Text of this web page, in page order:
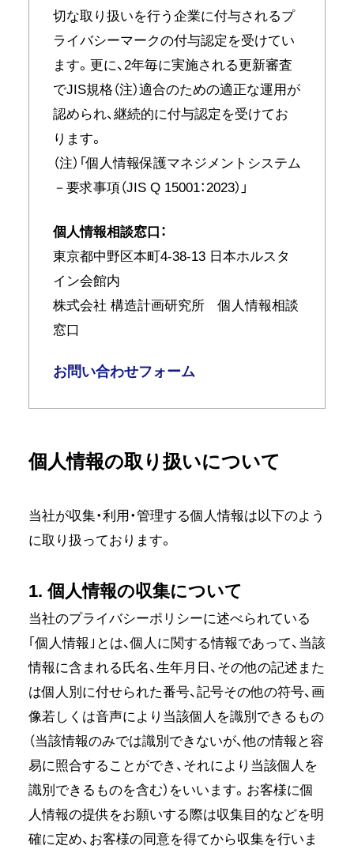
切な取り扱いを行う企業に付与されるプ
ライバシーマークの付与認定を受けてい
ます。更に、2年毎に実施される更新審査
でJIS規格（注）適合のための適正な運用が
認められ、継続的に付与認定を受けてお
ります。
（注）「個人情報保護マネジメントシステム
－要求事項（JIS Q 15001：2023）」
個人情報相談窓口：
東京都中野区本町4-38-13 日本ホルスタ
イン会館内
株式会社 構造計画研究所 個人情報相談
窓口
お問い合わせフォーム
個人情報の取り扱いについて
当社が収集・利用・管理する個人情報は以下のよう
に取り扱っております。
1. 個人情報の収集について
当社のプライバシーポリシーに述べられている
｢個人情報｣とは、個人に関する情報であって、当該
情報に含まれる氏名、生年月日、その他の記述また
は個人別に付せられた番号、記号その他の符号、画
像若しくは音声により当該個人を識別できるもの
（当該情報のみでは識別できないが、他の情報と容
易に照合することができ、それにより当該個人を
識別できるものを含む）をいいます。お客様に個
人情報の提供をお願いする際は収集目的などを明
確に定め、お客様の同意を得てから収集を行いま